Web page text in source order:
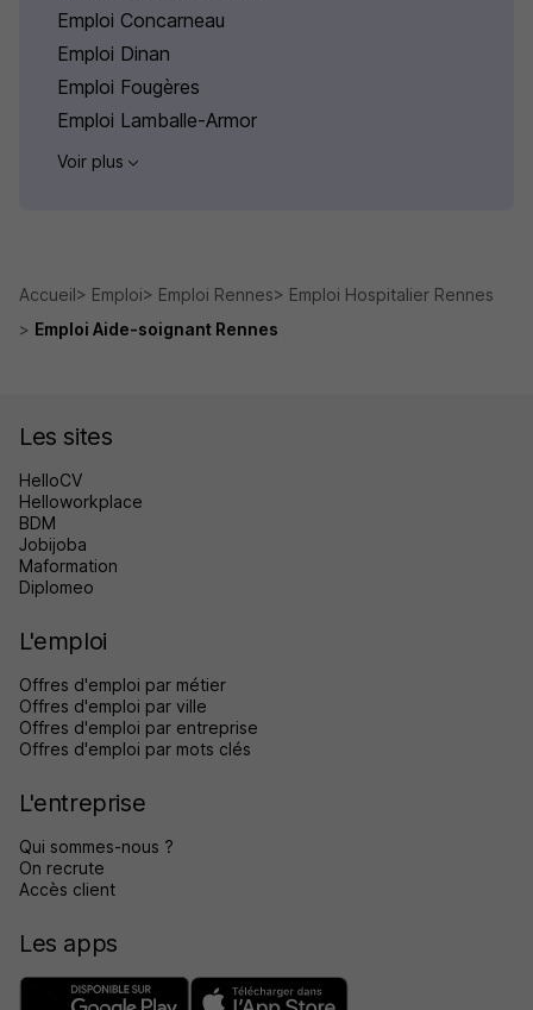
Emploi Concarneau
Emploi Dinan
Emploi Fougères
Emploi Lamballe-Armor
Voir plus
Accueil Emploi Emploi Rennes
Emploi Hospitalier Rennes
Emploi Aide-soignant Rennes
Les sites
HelloCV
Helloworkplace
BDM
Jobijoba
Maformation
Diplomeo
L'emploi
Offres d'emploi par métier
Offres d'emploi par ville
Offres d'emploi par entreprise
Offres d'emploi par mots clés
L'entreprise
Qui sommes-nous ?
On recrute
Accès client
Les apps